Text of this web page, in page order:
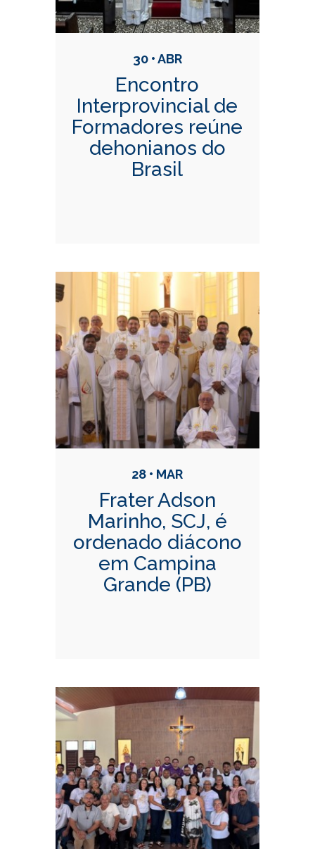
30 • ABR
Encontro
Interprovincial de
Formadores reúne
dehonianos do
Brasil
28 • MAR
Frater Adson
Marinho, SCJ, é
ordenado diácono
em Campina
Grande (PB)